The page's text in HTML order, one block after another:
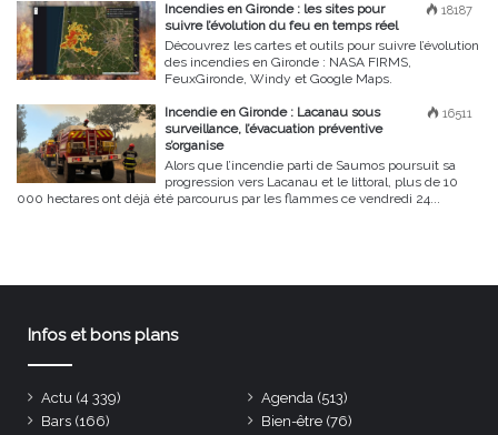
18187
Incendies en Gironde : les sites pour
suivre l’évolution du feu en temps réel
Découvrez les cartes et outils pour suivre l’évolution
des incendies en Gironde : NASA FIRMS,
FeuxGironde, Windy et Google Maps.
16511
Incendie en Gironde : Lacanau sous
surveillance, l’évacuation préventive
s’organise
Alors que l’incendie parti de Saumos poursuit sa
progression vers Lacanau et le littoral, plus de 10
000 hectares ont déjà été parcourus par les flammes ce vendredi 24...
Infos et bons plans
Actu (4 339) Agenda (513)
Bars (166) Bien-être (76)